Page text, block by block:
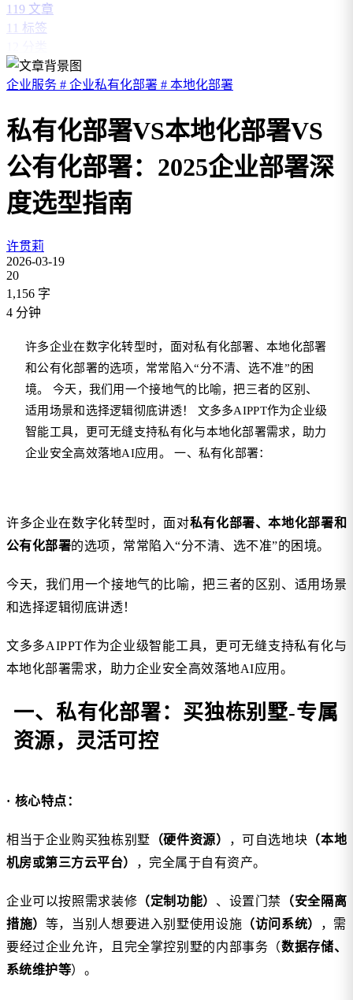
119 文章
11 标签
企业服务 # 企业私有化部署 # 本地化部署
私有化部署VS本地化部署VS
公有化部署：2025企业部署深
度选型指南
许贯莉
2026-03-19
20
1,156 字
4 分钟
许多企业在数字化转型时，面对私有化部署、本地化部署
和公有化部署的选项，常常陷入“分不清、选不准”的困
境。 今天，我们用一个接地气的比喻，把三者的区别、
适用场景和选择逻辑彻底讲透！ 文多多AIPPT作为企业级
智能工具，更可无缝支持私有化与本地化部署需求，助力
企业安全高效落地AI应用。 一、私有化部署：
许多企业在数字化转型时，面对私有化部署、本地化部署和
公有化部署的选项，常常陷入“分不清、选不准”的困境。
今天，我们用一个接地气的比喻，把三者的区别、适用场景
和选择逻辑彻底讲透！
文多多AIPPT作为企业级智能工具，更可无缝支持私有化与
本地化部署需求，助力企业安全高效落地AI应用。
一、私有化部署：买独栋别墅-专属
资源，灵活可控
· 核心特点：
相当于企业购买独栋别墅 （硬件资源） ，可自选地块 （本地
机房或第三方云平台）
，完全属于自有资产。
企业可以按照需求装修 （定制功能） 、设置门禁
（安全隔离
措施） 等，当别人想要进入别墅使用设施 （访问系统）
，需
要经过企业允许，且完全掌控别墅的内部事务（数据存储、
系统维护等）。